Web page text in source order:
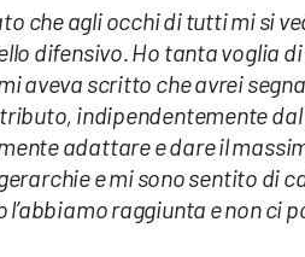
che agli occhi di tutti mi si
difensivo. Ho tanta voglia
aveva scritto che avrei
indipendentemente
adattare e dare il
e mi sono sentito di
l’abbiamo raggiunta e non